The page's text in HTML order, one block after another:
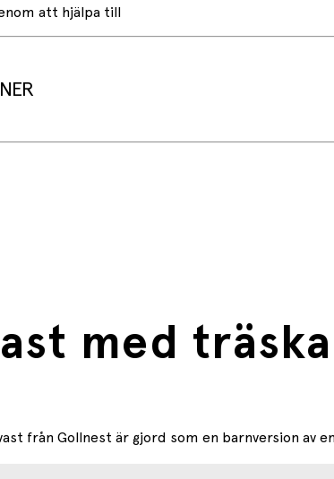
att hjälpa till
med
från Gollnest är gjord som en barnversion av